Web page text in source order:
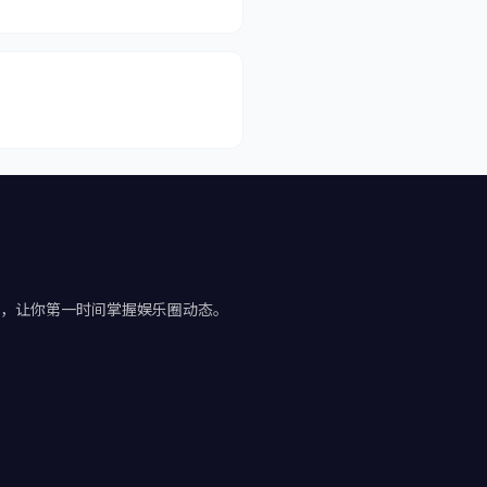
你第一时间掌握娱乐圈动态。